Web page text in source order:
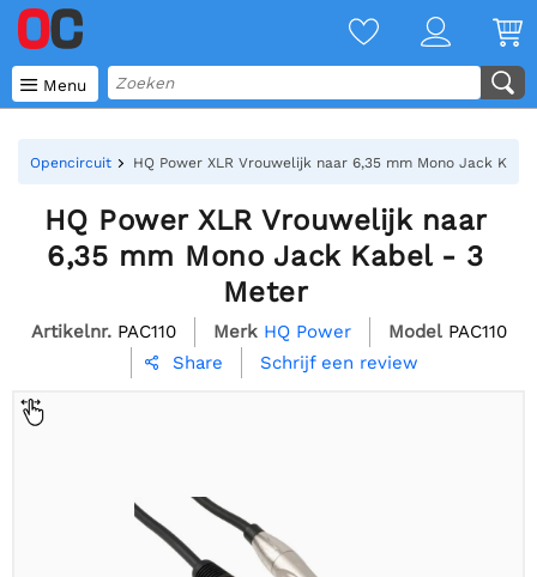
 Menu
Opencircuit HQ Power XLR Vrouwelijk naar 6,35 mm Mono Jack
HQ Power XLR Vrouwelijk naar
6,35 mm Mono Jack Kabel - 3
Meter
Artikelnr. PAC110 Merk HQ Power Model PAC110
 Share Schrijf een review